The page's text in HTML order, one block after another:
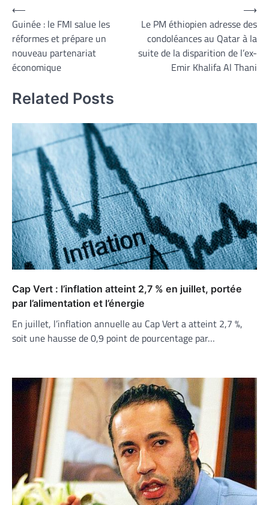
Navigation
de
l’article
⟵
Guinée : le FMI salue les
réformes et prépare un
nouveau partenariat
économique
Le PM éthiopien adresse des
condoléances au Qatar à la
suite de la disparition de l’ex-
Emir Khalifa Al Thani
⟶
Related Posts
Cap Vert : l’inflation atteint 2,7 % en juillet, portée
par l’alimentation et l’énergie
En juillet, l’inflation annuelle au Cap Vert a atteint 2,7 %,
soit une hausse de 0,9 point de pourcentage par…